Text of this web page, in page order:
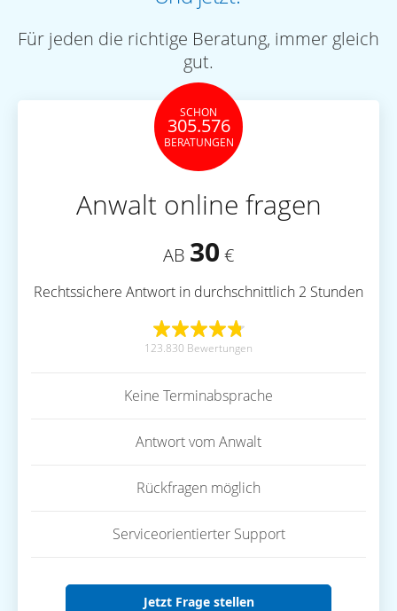
Für jeden die richtige Beratung, immer gleich
gut.
SCHON
305.576
BERATUNGEN
Anwalt online fragen
AB 30 €
Rechtssichere Antwort in durchschnittlich 2 Stunden
123.830 Bewertungen
Keine Terminabsprache
Antwort vom Anwalt
Rückfragen möglich
Serviceorientierter Support
Jetzt Frage stellen